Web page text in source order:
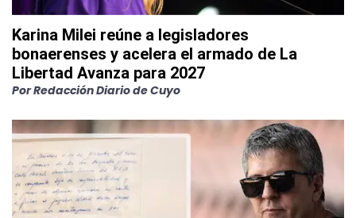
Karina Milei reúne a legisladores
bonaerenses y acelera el armado de La
Libertad Avanza para 2027
PorRedacción Diario de Cuyo